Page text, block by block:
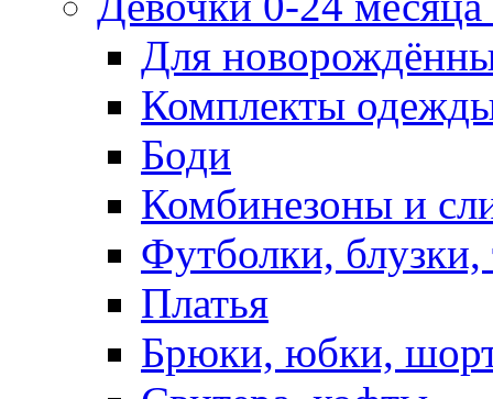
Для
Комплекты
Боди
Комбинезоны и
Футболки,
Платья
Брюки, юбки,